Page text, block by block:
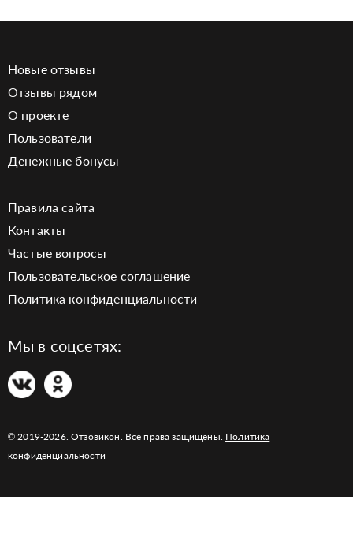
Новые отзывы
Отзывы рядом
О проекте
Пользователи
Денежные бонусы
Правила сайта
Контакты
Частые вопросы
Пользовательское соглашение
Политика конфиденциальности
Мы в соцсетях:
© 2019-2026. Отзовикон. Все права защищены. Политика
конфиденциальности